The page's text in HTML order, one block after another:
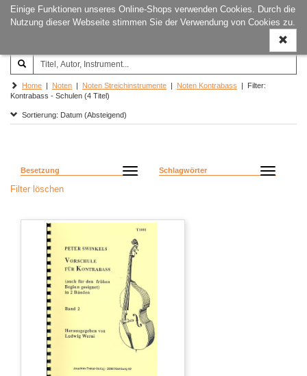
Einige Funktionen unseres Online-Shops verwenden Cookies. Durch die
Nutzung dieser Webseite stimmen Sie der Verwendung von Cookies zu.
ein-/
Joachim‐Trekel‐Musikverlag,
Hamburg
Home | Noten | Noten Streichinstrumente | Noten Kontrabass | Filter:
Kontrabass - Schulen (4 Titel)
Sortierung: Datum (Absteigend)
Besetzung Schlagwörter
Filter löschen